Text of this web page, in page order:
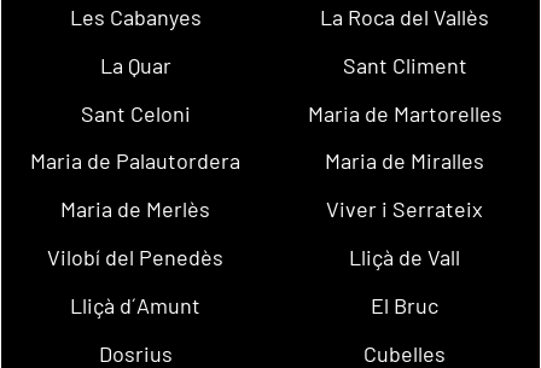
Les Cabanyes
La Roca del Vallès
La Quar
Sant Climent
Sant Celoni
Maria de Martorelles
Maria de Palautordera
Maria de Miralles
Maria de Merlès
Viver i Serrateix
Vilobí del Penedès
Lliçà de Vall
Lliçà d´Amunt
El Bruc
Dosrius
Cubelles